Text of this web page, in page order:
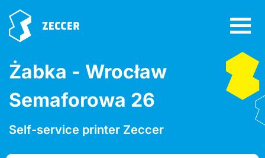
Żabka - Wrocław
Semaforowa 26
Self-service printer Zeccer